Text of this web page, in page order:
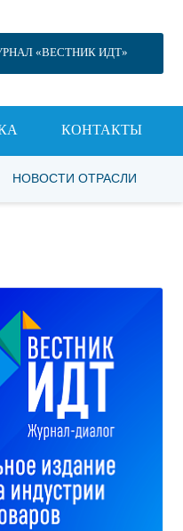
«ВЕСТНИК ИДТ»
КОНТАКТЫ
НОВОСТИ ОТРАСЛИ